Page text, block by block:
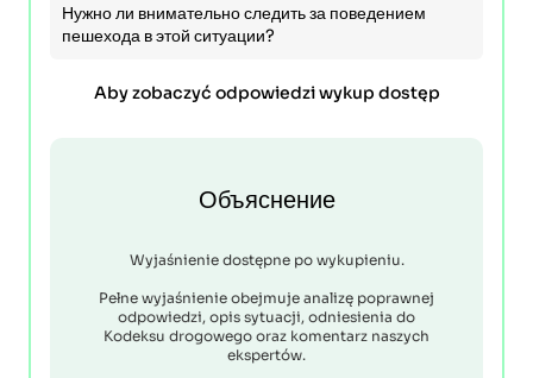
Нужно ли внимательно следить за поведением
пешехода в этой ситуации?
Aby zobaczyć odpowiedzi wykup dostęp
Объяснение
Wyjaśnienie dostępne po wykupieniu.
Pełne wyjaśnienie obejmuje analizę poprawnej
odpowiedzi, opis sytuacji, odniesienia do
Kodeksu drogowego oraz komentarz naszych
ekspertów.